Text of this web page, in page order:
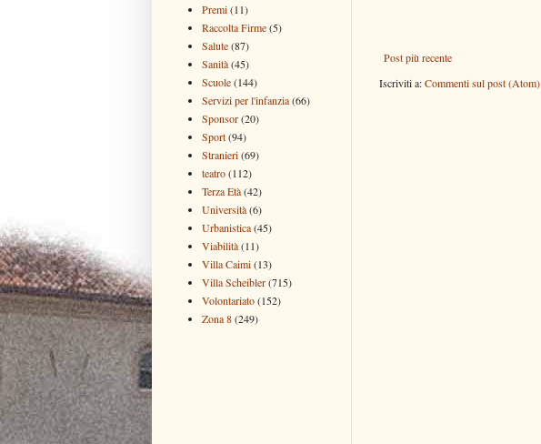
Post più recente
Iscriviti a:Commenti sul post (Atom)
Premi(11)
Raccolta Firme(5)
Salute(87)
Sanità(45)
Scuole(144)
Servizi per l'infanzia(66)
Sponsor(20)
Sport(94)
Stranieri(69)
teatro(112)
Terza Età(42)
Università(6)
Urbanistica(45)
Viabilità(11)
Villa Caimi(13)
Villa Scheibler(715)
Volontariato(152)
Zona 8(249)